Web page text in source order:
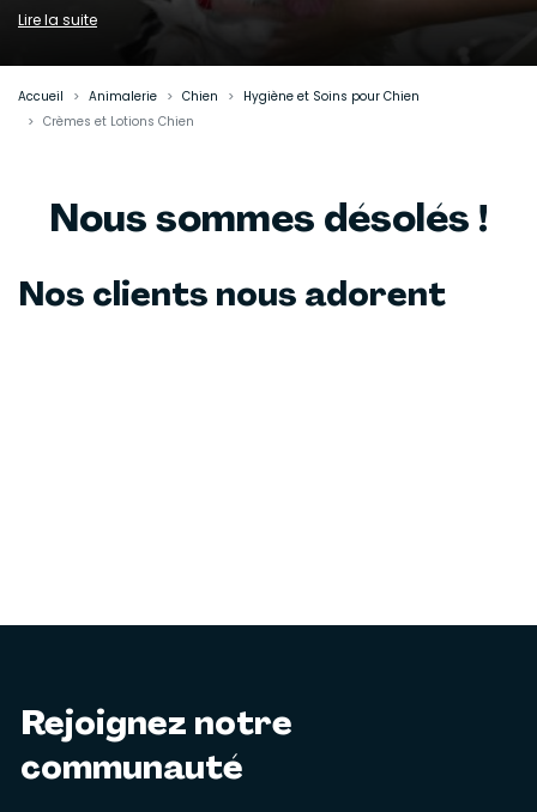
Lire la suite
Accueil Animalerie Chien
Hygiène et Soins pour Chien
Crèmes et Lotions Chien
Nous sommes désolés !
Nos clients nous adorent
Rejoignez notre
communauté